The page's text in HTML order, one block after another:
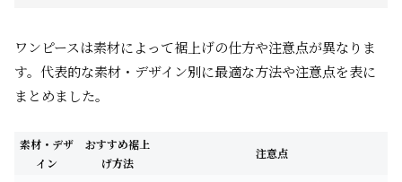
ワンピースは素材によって裾上げの仕方や注意点が異なりま
す。代表的な素材・デザイン別に最適な方法や注意点を表に
まとめました。
素材・デザ
イン
おすすめ裾上
げ方法
注意点